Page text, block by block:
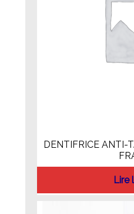
DENTIFRICE ANTI-
Lire